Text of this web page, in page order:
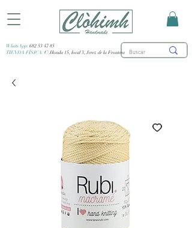
WhatsApp: 682 53 47 85
TIENDA FÍSICA: C/ Honda 15, local 3, Jerez de la Frontera